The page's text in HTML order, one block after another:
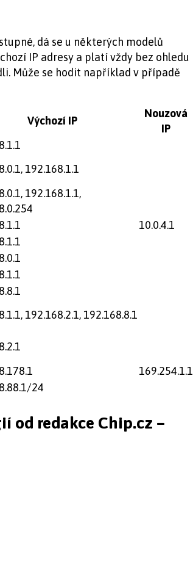
dá se u některých modelů
IP adresy a platí vždy bez ohledu
Může se hodit například v případě
Výchozí IP
Nouzová
IP
192.168.1.1
192.168.1.1,
10.0.4.1
192.168.2.1, 192.168.8.1
169.254.1.1
24
od redakce Chip.cz –